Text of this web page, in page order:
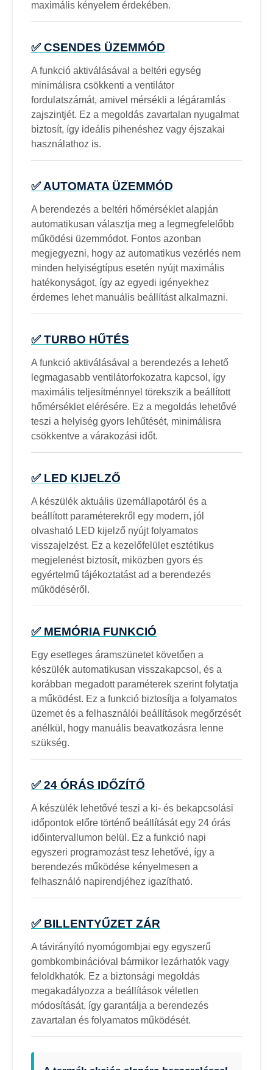
maximális kényelem érdekében.
✅ CSENDES ÜZEMMÓD
A funkció aktiválásával a beltéri egység
minimálisra csökkenti a ventilátor
fordulatszámát, amivel mérsékli a légáramlás
zajszintjét. Ez a megoldás zavartalan nyugalmat
biztosít, így ideális pihenéshez vagy éjszakai
használathoz is.
✅ AUTOMATA ÜZEMMÓD
A berendezés a beltéri hőmérséklet alapján
automatikusan választja meg a legmegfelelőbb
működési üzemmódot. Fontos azonban
megjegyezni, hogy az automatikus vezérlés nem
minden helyiségtípus esetén nyújt maximális
hatékonyságot, így az egyedi igényekhez
érdemes lehet manuális beállítást alkalmazni.
✅ TURBO HŰTÉS
A funkció aktiválásával a berendezés a lehető
legmagasabb ventilátorfokozatra kapcsol, így
maximális teljesítménnyel törekszik a beállított
hőmérséklet elérésére. Ez a megoldás lehetővé
teszi a helyiség gyors lehűtését, minimálisra
csökkentve a várakozási időt.
✅ LED KIJELZŐ
A készülék aktuális üzemállapotáról és a
beállított paraméterekről egy modern, jól
olvasható LED kijelző nyújt folyamatos
visszajelzést. Ez a kezelőfelület esztétikus
megjelenést biztosít, miközben gyors és
egyértelmű tájékoztatást ad a berendezés
működéséről.
✅ MEMÓRIA FUNKCIÓ
Egy esetleges áramszünetet követően a
készülék automatikusan visszakapcsol, és a
korábban megadott paraméterek szerint folytatja
a működést. Ez a funkció biztosítja a folyamatos
üzemet és a felhasználói beállítások megőrzését
anélkül, hogy manuális beavatkozásra lenne
szükség.
✅ 24 ÓRÁS IDŐZÍTŐ
A készülék lehetővé teszi a ki- és bekapcsolási
időpontok előre történő beállítását egy 24 órás
időintervallumon belül. Ez a funkció napi
egyszeri programozást tesz lehetővé, így a
berendezés működése kényelmesen a
felhasználó napirendjéhez igazítható.
✅ BILLENTYŰZET ZÁR
A távirányító nyomógombjai egy egyszerű
gombkombinációval bármikor lezárhatók vagy
feloldkhatók. Ez a biztonsági megoldás
megakadályozza a beállítások véletlen
módosítását, így garantálja a berendezés
zavartalan és folyamatos működését.